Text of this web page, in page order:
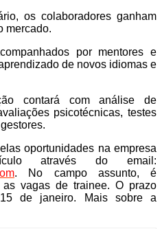
os colaboradores ganham
mercado.
por mentores e
de novos idiomas e
contará com análise de
psicotécnicas, testes
oportunidades na empresa
através do email:
. No campo assunto, é
as vagas de trainee. O prazo
de janeiro. Mais sobre a